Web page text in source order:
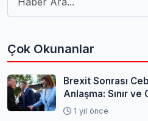
Çok Okunanlar
Brexit Sonrası
Anlaşma: Sınır
1 yıl önce